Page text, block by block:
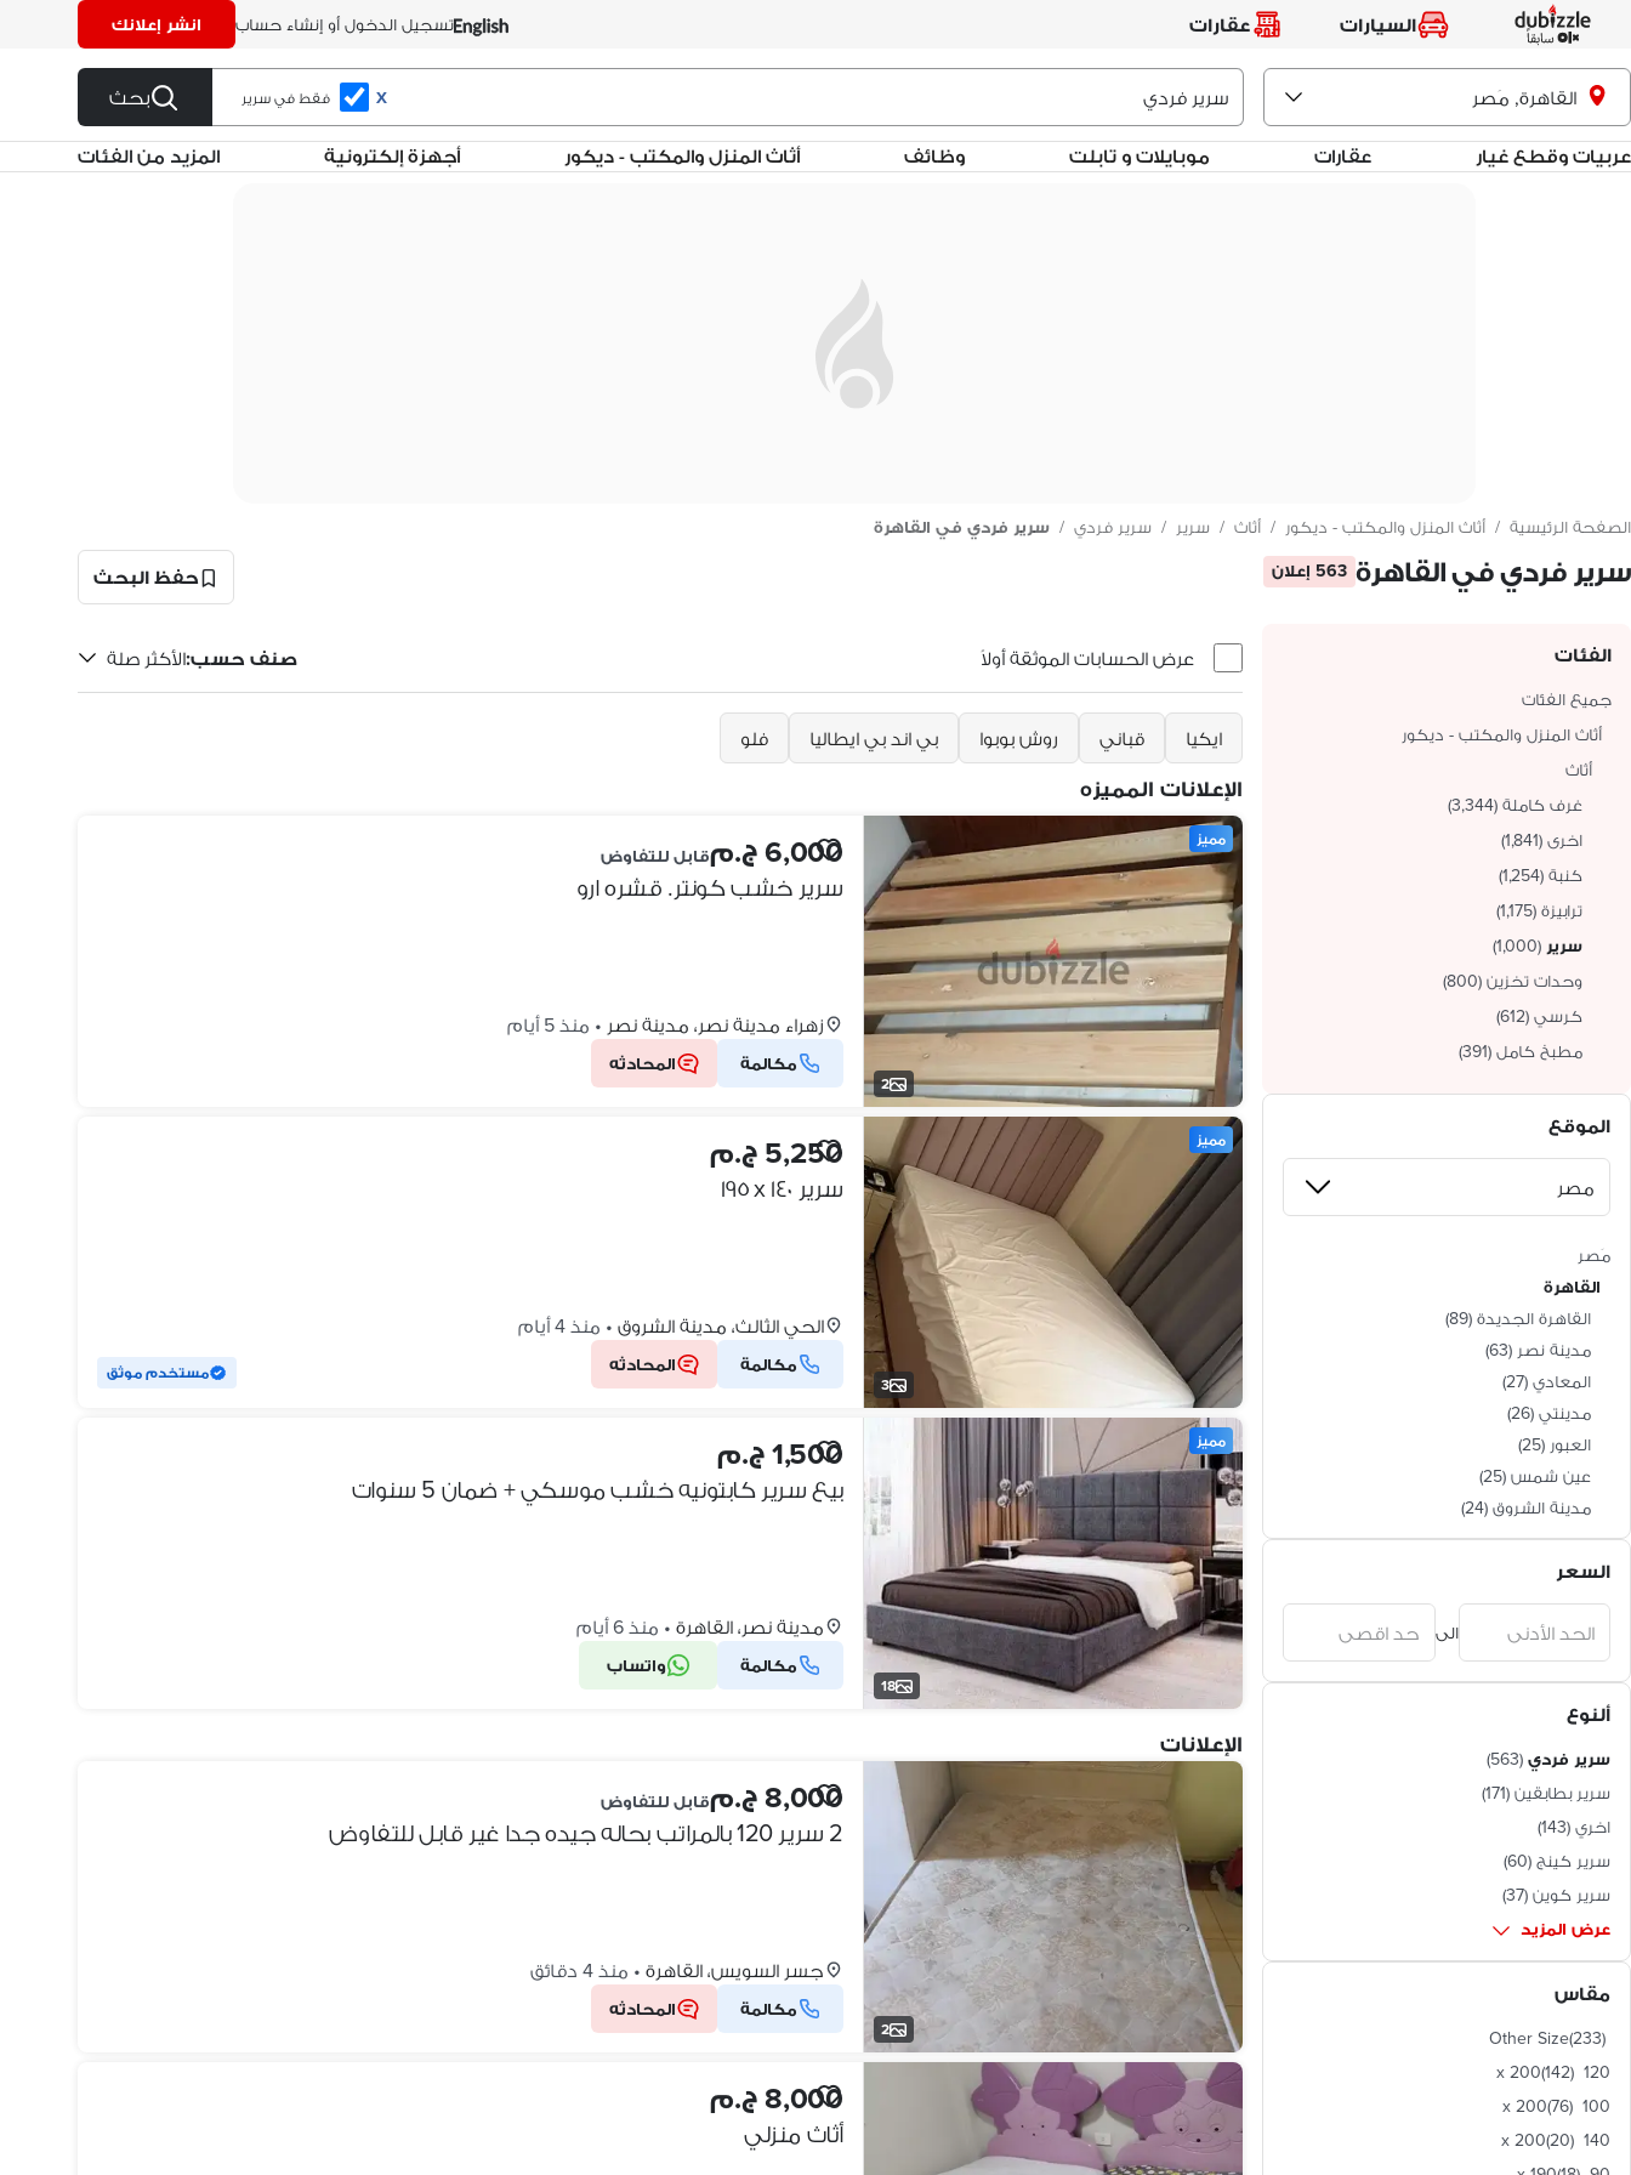
السيارات عقارات تسجيل الدخول أو إنشاء حساب انشر إعلانك
القاهرة, مَصر X فقط في سرير بحث
عربيات وقطع غيار عقارات موبايلات و تابلت وظائف أثاث المنزل والمكتب - ديكور أجهزة إلكترونية المزيد من الفئات
الصفحة الرئيسية / أثاث المنزل والمكتب - ديكور / أثاث / سرير / سرير فردي / سرير فردي في القاهرة
سرير فردي في القاهرة 563 إعلان حفظ البحث
الفئات
جميع الفئات
أثاث المنزل والمكتب - ديكور
أثاث
غرف كاملة (
3,344
)
اخرى (
1,841
)
كنبة (
1,254
)
ترابيزة (
1,175
)
سرير (
1,000
)
وحدات تخزين (
800
)
كرسي (
612
)
مطبخ كامل (
391
)
الموقع
مَصر
القاهرة
القاهرة الجديدة (
89
)
مدينة نصر (
63
)
المعادي (
27
)
مدينتي (
26
)
العبور (
25
)
عين شمس (
25
)
مدينة الشروق (
24
)
حدائق القبة (
20
)
المقطم
حلوان (
19
)
مصر الجديدة
النزهة الجديدة (
16
العباسية
مدينة 15 مايو
(
جسر السويس (
وسط القاهرة
مدينة بدر (
10
زهراء المعادى
حدائق الزيتون
المرج
السيدة زينب (
7
مصر القديمة
مدينة السلام
الشرابية (
5
)
دار السلام
السعر
الى
ألنوع
سرير فردي (
563
)
سرير بطابقين (
171
)
اخري (
143
)
سرير كينج (
60
)
سرير كوين (
37
)
عرض المزيد
مقاس
Other Size(233)
120 x 200
(142)
100 x 200
(76)
140 x 200
(20)
عرض الحسابات الموثقة أولاً صنف حسب:الأكثر صلة
ايكيا قباني روش بوبوا بي اند بي ايطاليا فلو
الإعلانات المميزه
2
مميز 6,000 ج.م قابل للتفاوض
سرير خشب كونتر. قشره ارو
زهراء مدينة نصر، مدينة نصر • منذ 5 أيام
مكالمة المحادثه
3
مميز 5,250 ج.م
سرير ١٤٠ x ١٩٥
الحي الثالث، مدينة الشروق • منذ 4 أيام
مكالمة المحادثه مستخدم موثق
18
مميز 1,500 ج.م
بيع سرير كابتونيه خشب موسكي + ضمان 5 سنوات
مدينة نصر، القاهرة • منذ 6 أيام
مكالمة واتساب
الإعلانات
2
8,000 ج.م قابل للتفاوض
2 سرير 120 بالمراتب بحاله جيده جدا غير قابل للتفاوض
جسر السويس، القاهرة • منذ 4 دقائق
مكالمة المحادثه
8,000 ج.م
أثاث منزلي